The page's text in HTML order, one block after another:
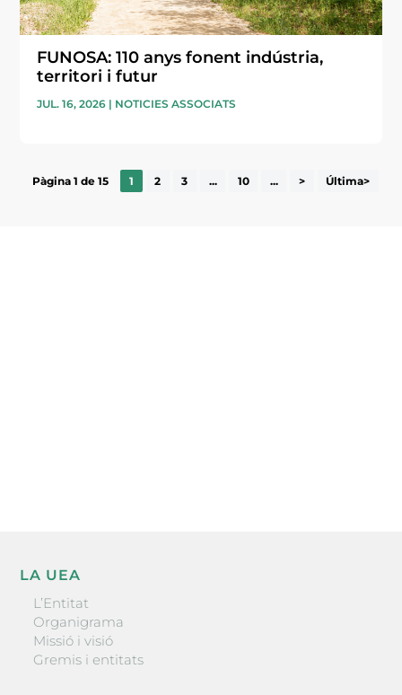
FUNOSA: 110 anys fonent indústria,
territori i futur
JUL. 16, 2026 | NOTICIES ASSOCIATS
Pàgina 1 de 15 1 2 3 ... 10 ... > Última>
LA UEA
L’Entitat
Organigrama
Missió i visió
Gremis i entitats